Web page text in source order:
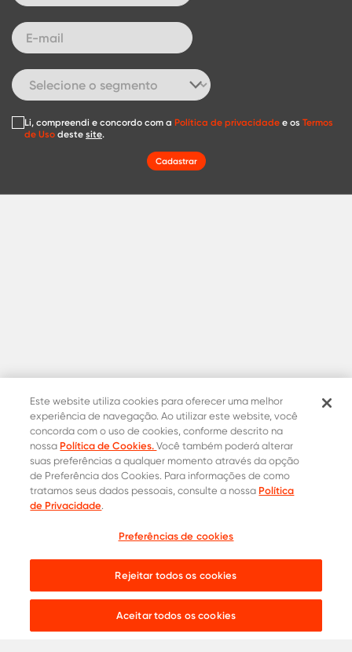
Li, compreendi e concordo com a Política de privacidade e os Termos
de Uso deste site.
Cadastrar
Contatos Oficiais
Live chat:
Este website utiliza cookies para oferecer uma melhor
experiência de navegação. Ao utilizar este website, você
concorda com o uso de cookies, conforme descrito na
nossa Política de Cookies.Você também poderá alterar
suas preferências a qualquer momento através da opção
de Preferência dos Cookies. Para informações de como
tratamos seus dados pessoais, consulte a nossa Política
de Privacidade.
Preferências de cookies
Rejeitar todos os cookies
Aceitar todos os cookies